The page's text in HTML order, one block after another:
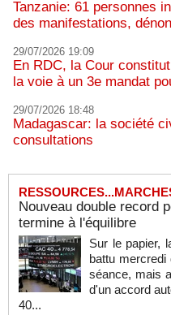
Tanzanie: 61 personnes
des manifestations,
29/07/2026 19:09
En RDC, la Cour
la voie à un 3e mandat
29/07/2026 18:48
Madagascar: la société
consultations
Nouveau double record
termine à l'équilibre
Sur le papier,
battu
séance, mais
d'un accord
40...